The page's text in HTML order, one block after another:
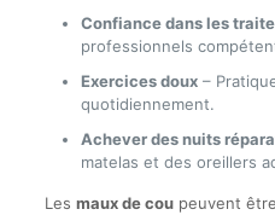
Confiance dans les
professionnels
Exercices doux–
quotidiennement.
Achever des nuits
matelas et des oreillers
Les maux de coupeuvent